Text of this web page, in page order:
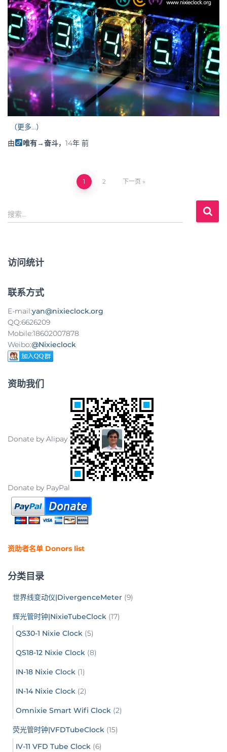
（更多…）
由
唯有→奋斗， 14年前
章
航
1 2 下一页
搜
索
搜索…
访问统计
联系方式
E-mail:yan@nixieclock.org
QQ:6626209
Mobile:18602007878
Weibo:@Nixieclock
资助我们
Donate by Alipay
Donate by PayPal
资助者名单 Donors list
分类目录
世界线变动仪|DivergenceMeter (9)
辉光管时钟|NixieTubeClock (17)
QS30-1 Nixie Clock (5)
QS18-12 Nixie Clock (8)
IN-18 Nixie Clock (1)
IN-14 Nixie Clock (2)
Omnixie Smart Wifi Clock (2)
荧光管时钟|VFDTubeClock (15)
IV-11 VFD Tube Clock (6)